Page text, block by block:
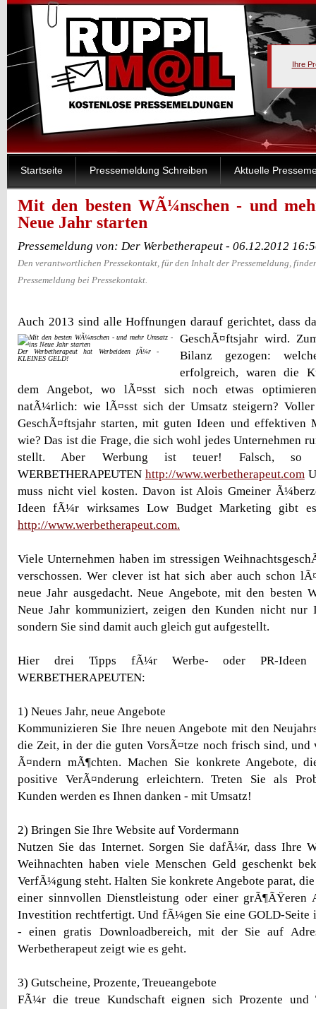
Ihre
Startseite Pressemeldung Schreiben Aktuelle
Mit den besten WÃ¼nschen - und
Neue Jahr starten
Pressemeldung von: Der Werbetherapeut - 06.12.2012
Den verantwortlichen Pressekontakt, für den Inhalt der Pressemeldung,
Pressemeldung bei Pressekontakt.
Auch 2013 sind alle Hoffnungen darauf gerichtet, dass
GeschÃ¤ftsjahr wird.
Der Werbetherapeut hat Werbeideen fÃ¼r -
KLEINES GELD!
Bilanz gezogen:
erfolgreich, waren die
dem Angebot, wo lÃ¤sst sich noch etwas
natÃ¼rlich: wie lÃ¤sst sich der Umsatz steigern?
GeschÃ¤ftsjahr starten, mit guten Ideen und effektiven
wie? Das ist die Frage, die sich wohl jedes Unternehmen
stellt. Aber Werbung ist teuer! Falsch, so
WERBETHERAPEUTEN http://www.werbetherapeut.com
muss nicht viel kosten. Davon ist Alois Gmeiner
Ideen fÃ¼r wirksames Low Budget Marketing gibt
http://www.werbetherapeut.com.
Viele Unternehmen haben im stressigen
verschossen. Wer clever ist hat sich aber auch schon
neue Jahr ausgedacht. Neue Angebote, mit den besten
Neue Jahr kommuniziert, zeigen den Kunden nicht nur
sondern Sie sind damit auch gleich gut aufgestellt.
Hier drei Tipps fÃ¼r Werbe- oder PR-
WERBETHERAPEUTEN:
1) Neues Jahr, neue Angebote
Kommunizieren Sie Ihre neuen Angebote mit den
die Zeit, in der die guten VorsÃ¤tze noch frisch sind, und
Ã¤ndern mÃ¶chten. Machen Sie konkrete Angebote,
positive VerÃ¤nderung erleichtern. Treten Sie als
Kunden werden es Ihnen danken - mit Umsatz!
2) Bringen Sie Ihre Website auf Vordermann
Nutzen Sie das Internet. Sorgen Sie dafÃ¼r, dass Ihre
Weihnachten haben viele Menschen Geld geschenkt
VerfÃ¼gung steht. Halten Sie konkrete Angebote parat,
einer sinnvollen Dienstleistung oder einer grÃ¶ÃŸeren
Investition rechtfertigt. Und fÃ¼gen Sie eine GOLD-Seite
- einen gratis Downloadbereich, mit der Sie auf
Werbetherapeut zeigt wie es geht.
3) Gutscheine, Prozente, Treueangebote
FÃ¼r die treue Kundschaft eignen sich Prozente und